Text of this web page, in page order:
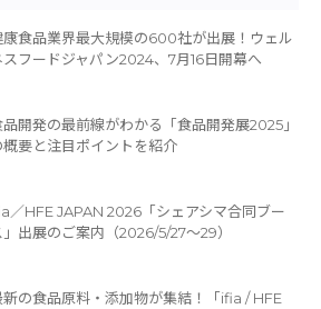
康食品業界最大規模の600社が出展！ウェル
スフードジャパン2024、7月16日開幕へ
品開発の最前線がわかる「食品開発展2025」
概要と注目ポイントを紹介
／HFE JAPAN 2026「シェアシマ合同ブー
」出展のご案内（2026/5/27〜29）
新の食品原料・添加物が集結！「ifia / HFE